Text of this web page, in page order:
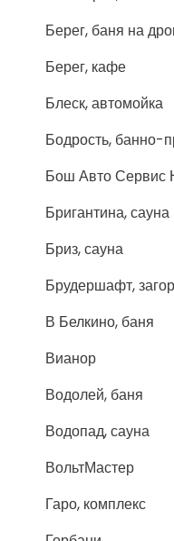
Берег, баня на
Берег, кафе
Блеск, автомойка
Бодрость, банно-
Бош Авто Сервис
Бригантина, сауна
Бриз, сауна
Брудершафт,
В Белкино, баня
Вианор
Водолей, баня
Водопад, сауна
ВольтМастер
Гаро, комплекс